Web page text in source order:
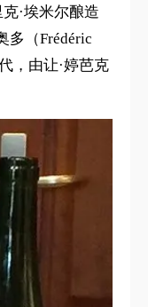
·埃米尔酿造
多（Frédéric
，由让·婷芭克